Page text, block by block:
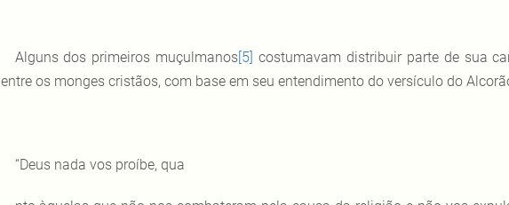
Alguns dos primeiros muçulmanos[5] costumavam distribuir parte de sua
entre os monges cristãos, com base em seu entendimento do versículo do
“Deus nada vos proíbe, qua